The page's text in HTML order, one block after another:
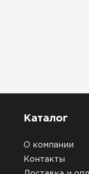
Каталог
О компании
Контакты